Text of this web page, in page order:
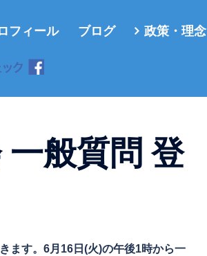
フィール ブログ 政策・理念
一般質問 登
ます。6月16日(火)の午後1時から一